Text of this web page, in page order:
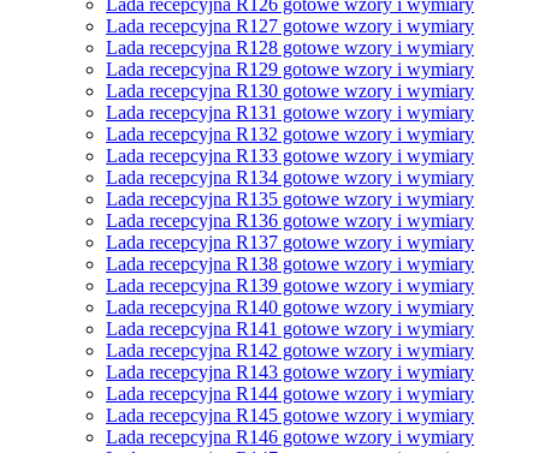
Lada recepcyjna R126 gotowe wzory i wymiary
Lada recepcyjna R127 gotowe wzory i wymiary
Lada recepcyjna R128 gotowe wzory i wymiary
Lada recepcyjna R129 gotowe wzory i wymiary
Lada recepcyjna R130 gotowe wzory i wymiary
Lada recepcyjna R131 gotowe wzory i wymiary
Lada recepcyjna R132 gotowe wzory i wymiary
Lada recepcyjna R133 gotowe wzory i wymiary
Lada recepcyjna R134 gotowe wzory i wymiary
Lada recepcyjna R135 gotowe wzory i wymiary
Lada recepcyjna R136 gotowe wzory i wymiary
Lada recepcyjna R137 gotowe wzory i wymiary
Lada recepcyjna R138 gotowe wzory i wymiary
Lada recepcyjna R139 gotowe wzory i wymiary
Lada recepcyjna R140 gotowe wzory i wymiary
Lada recepcyjna R141 gotowe wzory i wymiary
Lada recepcyjna R142 gotowe wzory i wymiary
Lada recepcyjna R143 gotowe wzory i wymiary
Lada recepcyjna R144 gotowe wzory i wymiary
Lada recepcyjna R145 gotowe wzory i wymiary
Lada recepcyjna R146 gotowe wzory i wymiary